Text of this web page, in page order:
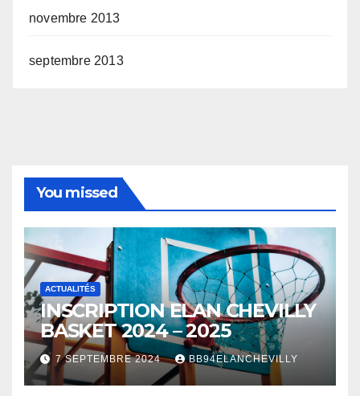
novembre 2013
septembre 2013
You missed
ACTUALITÉS
INSCRIPTION ELAN CHEVILLY
BASKET 2024 – 2025
7 SEPTEMBRE 2024 BB94ELANCHEVILLY